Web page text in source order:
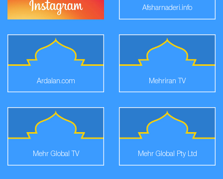
Afsharnaderi.info
Ardalan.com Mehriran TV
Mehr Global TV Mehr Global Pty Ltd